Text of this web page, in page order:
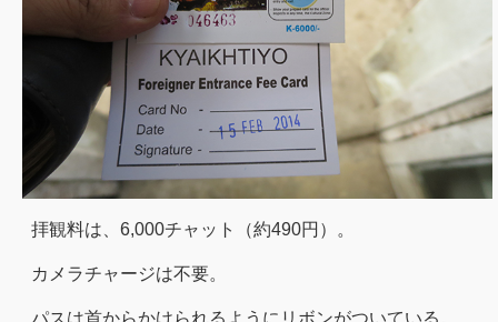
拝観料は、6,000チャット（約490円）。
カメラチャージは不要。